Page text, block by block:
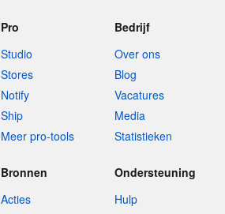
Pro
Studio
Stores
Notify
Ship
Meer pro-tools
Bedrijf
Over ons
Blog
Vacatures
Media
Statistieken
Bronnen
Acties
Ondersteuning
Hulp